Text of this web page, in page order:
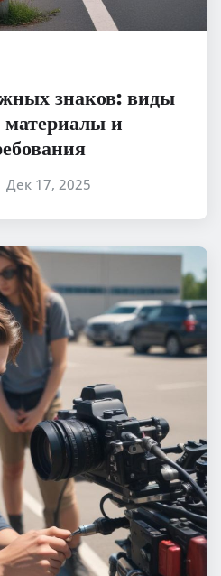
знаков: виды
материалы и
Дек 17, 2025